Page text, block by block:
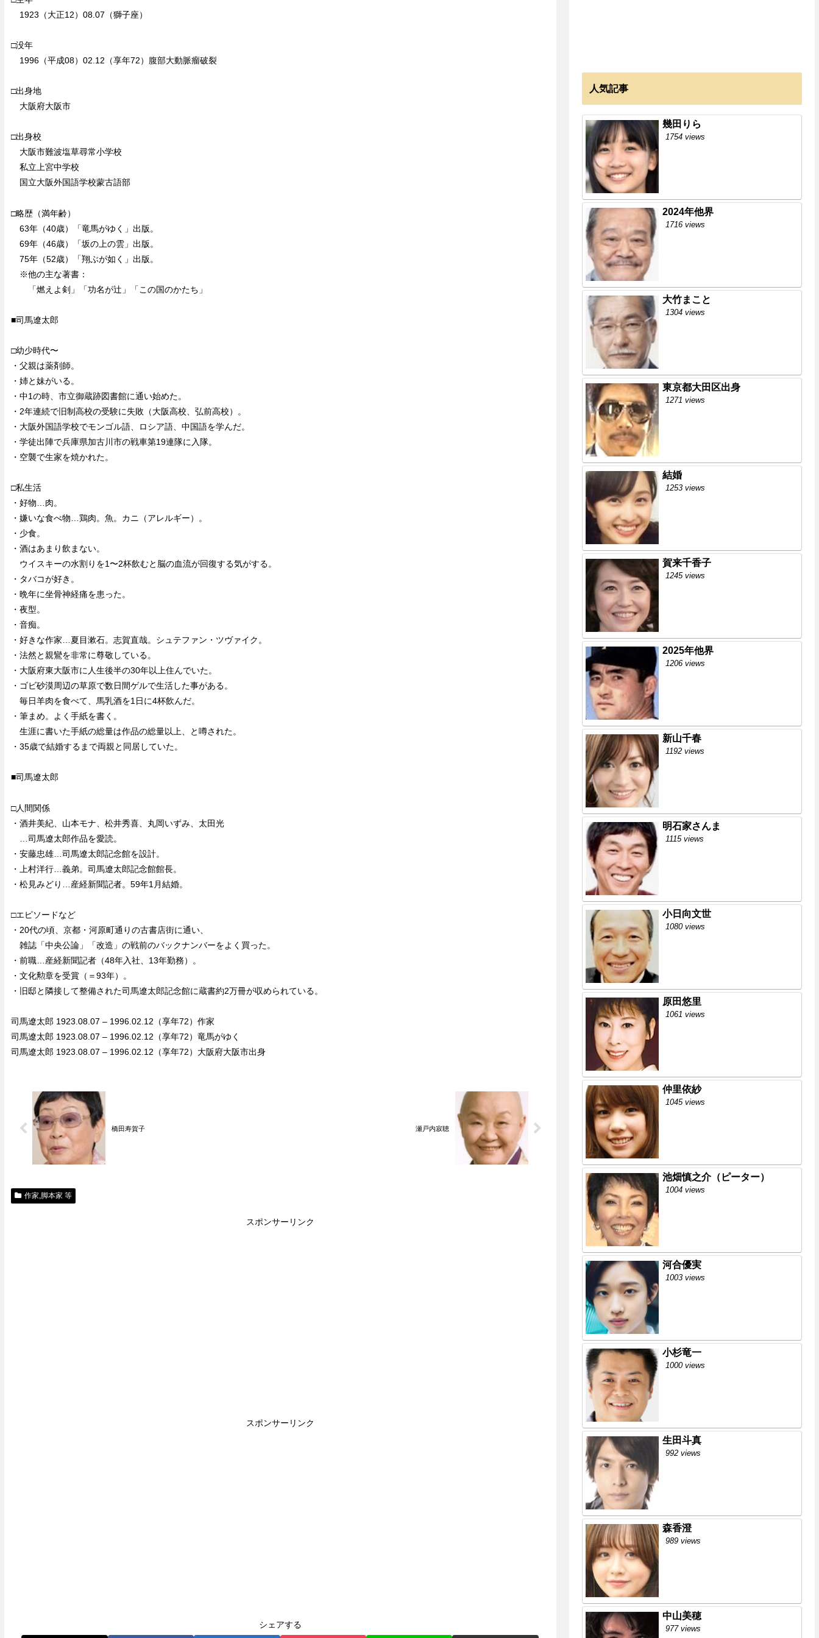
1923（大正12）08.07（獅子座）
□没年
1996（平成08）02.12（享年72）腹部大動脈瘤破裂
□出身地
大阪府大阪市
□出身校
大阪市難波塩草尋常小学校
私立上宮中学校
国立大阪外国語学校蒙古語部
□略歴（満年齢）
63年（40歳）「竜馬がゆく」出版。
69年（46歳）「坂の上の雲」出版。
75年（52歳）「翔ぶが如く」出版。
※他の主な著書：
「燃えよ剣」「功名が辻」「この国のかたち」
■司馬遼太郎
□幼少時代〜
・父親は薬剤師。
・姉と妹がいる。
・中1の時、市立御蔵跡図書館に通い始めた。
・2年連続で旧制高校の受験に失敗（大阪高校、弘前高校）。
・大阪外国語学校でモンゴル語、ロシア語、中国語を学んだ。
・学徒出陣で兵庫県加古川市の戦車第19連隊に入隊。
・空襲で生家を焼かれた。
□私生活
・好物…肉。
・嫌いな食べ物…鶏肉。魚。カニ（アレルギー）。
・少食。
・酒はあまり飲まない。
ウイスキーの水割りを1〜2杯飲むと脳の血流が回復する気がする。
・タバコが好き。
・晩年に坐骨神経痛を患った。
・夜型。
・音痴。
・好きな作家…夏目漱石。志賀直哉。シュテファン・ツヴァイク。
・法然と親鸞を非常に尊敬している。
・大阪府東大阪市に人生後半の30年以上住んでいた。
・ゴビ砂漠周辺の草原で数日間ゲルで生活した事がある。
毎日羊肉を食べて、馬乳酒を1日に4杯飲んだ。
・筆まめ。よく手紙を書く。
生涯に書いた手紙の総量は作品の総量以上、と噂された。
・35歳で結婚するまで両親と同居していた。
■司馬遼太郎
□人間関係
・酒井美紀、山本モナ、松井秀喜、丸岡いずみ、太田光
…司馬遼太郎作品を愛読。
・安藤忠雄…司馬遼太郎記念館を設計。
・上村洋行…義弟。司馬遼太郎記念館館長。
・松見みどり…産経新聞記者。59年1月結婚。
□エピソードなど
・20代の頃、京都・河原町通りの古書店街に通い、
雑誌「中央公論」「改造」の戦前のバックナンバーをよく買った。
・前職…産経新聞記者（48年入社、13年勤務）。
・文化勲章を受賞（＝93年）。
・旧邸と隣接して整備された司馬遼太郎記念館に蔵書約2万冊が収められている。
司馬遼太郎 1923.08.07 – 1996.02.12（享年72）作家
司馬遼太郎 1923.08.07 – 1996.02.12（享年72）竜馬がゆく
司馬遼太郎 1923.08.07 – 1996.02.12（享年72）大阪府大阪市出身
橋田寿賀子 瀬戸内寂聴
作家,脚本家 等
スポンサーリンク
スポンサーリンク
シェアする
人気記事
幾田りら
1754 views
2024年他界
1716 views
大竹まこと
1304 views
東京都大田区出身
1271 views
結婚
1253 views
賀来千香子
1245 views
2025年他界
1206 views
新山千春
1192 views
明石家さんま
1115 views
小日向文世
1080 views
原田悠里
1061 views
仲里依紗
1045 views
池畑慎之介（ピーター）
1004 views
河合優実
1003 views
小杉竜一
1000 views
生田斗真
992 views
森香澄
989 views
中山美穂
977 views